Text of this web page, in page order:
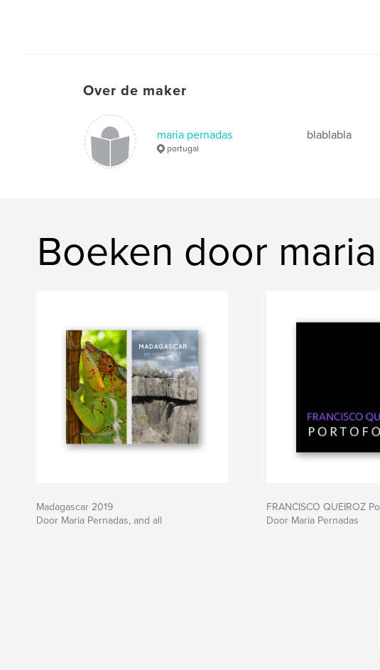
Over de maker
maria pernadas
portugal
blablabla
Boeken door
Madagascar 2019
Door Maria Pernadas, and all
FRANCISCO QUEIROZ
Door Maria Pernadas